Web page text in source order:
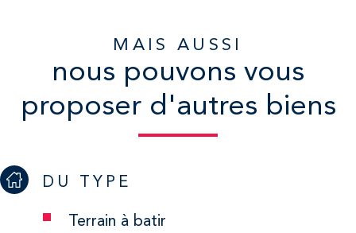
MAIS AUSSI
nous pouvons vous
proposer d'autres biens
DU TYPE
Terrain à batir